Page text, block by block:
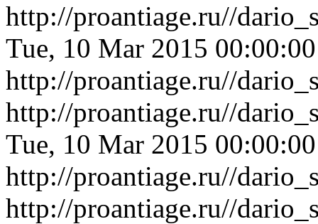
http://proantiage.ru//
Tue, 10 Mar 2015
http://proantiage.ru//
http://proantiage.ru//
Tue, 10 Mar 2015
http://proantiage.ru//
http://proantiage.ru//